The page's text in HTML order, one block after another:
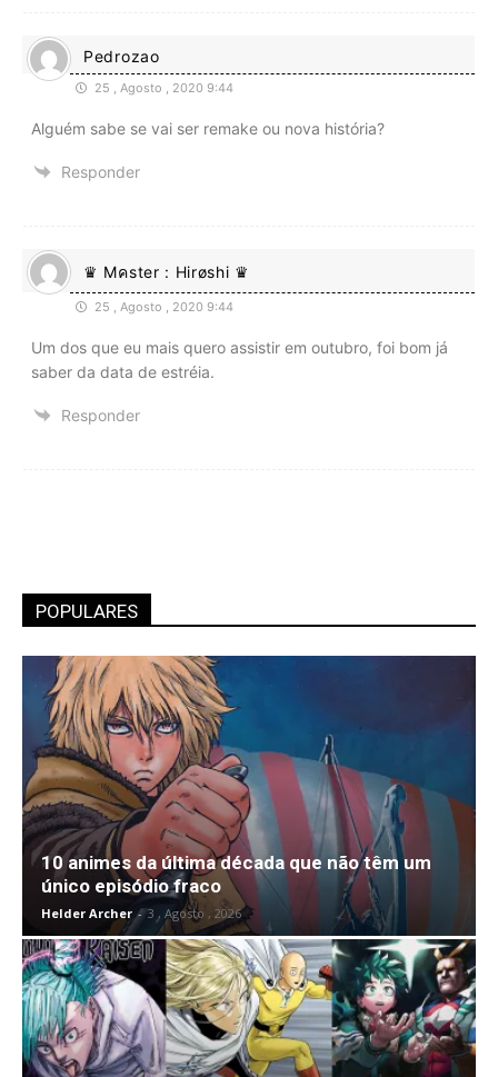
Pedrozao
25 , Agosto , 2020 9:44
Alguém sabe se vai ser remake ou nova história?
Responder
♛ Mคster : Hirøshi ♛
25 , Agosto , 2020 9:44
Um dos que eu mais quero assistir em outubro, foi bom já
saber da data de estréia.
Responder
POPULARES
10 animes da última década que não têm um
único episódio fraco
Helder Archer - 3 , Agosto , 2026